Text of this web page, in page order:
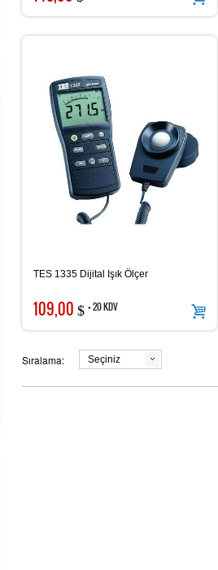
TES 1335 Dijital Işık Ölçer
109,00 $ + 20 KDV
Sıralama: Seçiniz
PROVA 6603-6605 AC Pens Tipi Güç ve
Harmonik Ölçer